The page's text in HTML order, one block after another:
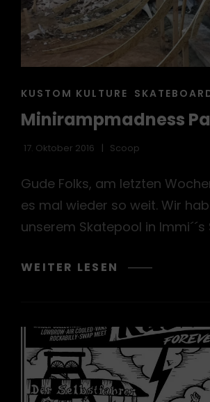
CAT
KUSTOM KULTURE
Minirampmadness
17. Oktober 2016 Scoop
Gude Folks, am letzten
es mal wieder so weit. Wir
unserem Skatepool in Immi´´s
WEITER LESEN